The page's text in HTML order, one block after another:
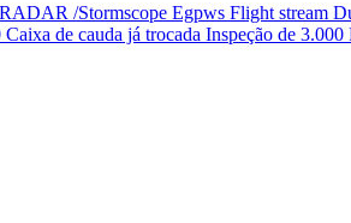
/Stormscope Egpws Flight stream
de cauda já trocada Inspeção de